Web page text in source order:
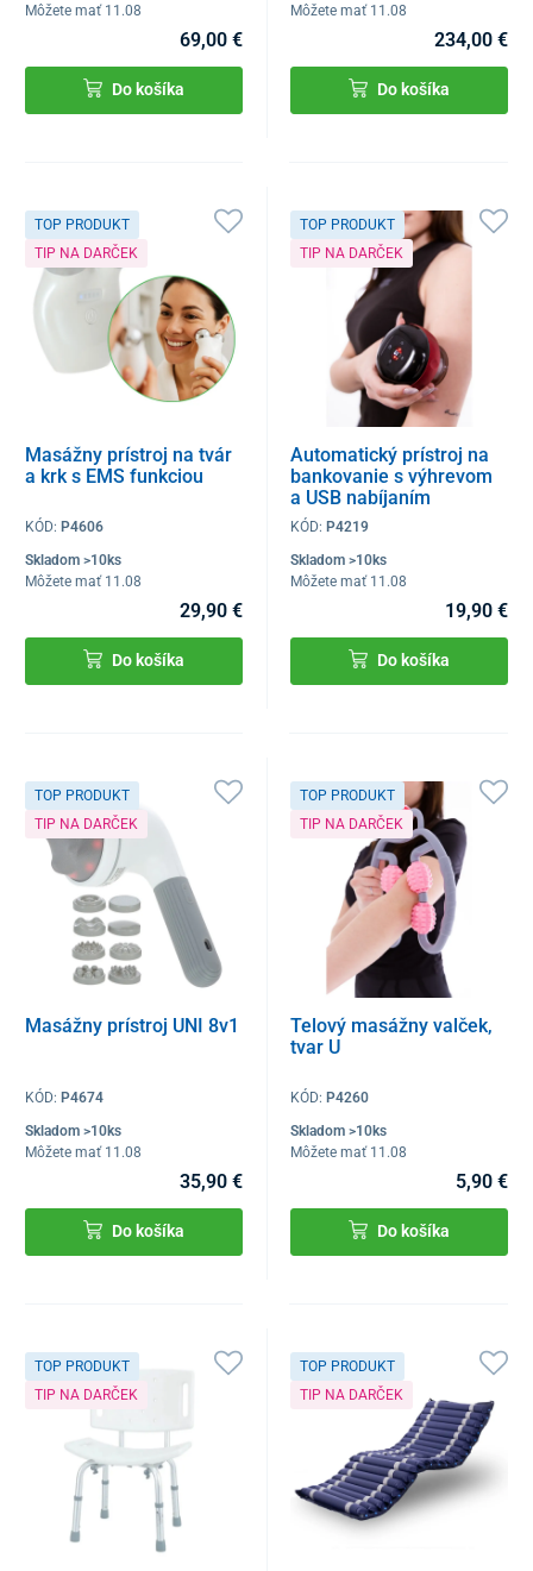
Môžete mať 11.08
69,00 €
Do košíka
Môžete mať 11.08
234,00 €
Do košíka
TOP PRODUKT
TIP NA DARČEK
Masážny prístroj na tvár
a krk s EMS funkciou
KÓD: P4606
Skladom >10ks
Môžete mať 11.08
29,90 €
Do košíka
TOP PRODUKT
TIP NA DARČEK
Automatický prístroj na
bankovanie s výhrevom
a USB nabíjaním
KÓD:P4219
Skladom >10ks
Môžete mať 11.08
19,90 €
Do košíka
TOP PRODUKT
TIP NA DARČEK
Masážny prístroj UNI 8v1
KÓD: P4674
Skladom >10ks
Môžete mať 11.08
35,90 €
Do košíka
TOP PRODUKT
TIP NA DARČEK
Telový masážny valček,
tvar U
KÓD:P4260
Skladom >10ks
Môžete mať 11.08
5,90 €
Do košíka
TOP PRODUKT
TIP NA DARČEK
TOP PRODUKT
TIP NA DARČEK